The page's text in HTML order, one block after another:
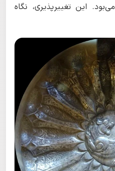
می‌بود. این تغییرپذیری، نگاه